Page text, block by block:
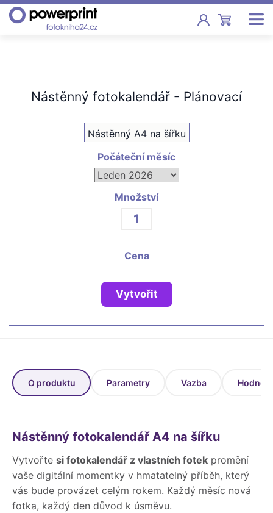
Fotoknihy
Fotokalendáře
Nástěnné, stolní i roční
Tisk fotografií od 2,90 Kč
Nástěnný fotokalendář - Plánovací
Nástěnný A4 na šířku
Počáteční měsíc
Množství
Cena
Vytvořit
O produktu Parametry Vazba
Nástěnný fotokalendář A4 na šířku
Vytvořte si fotokalendář z vlastních fotek promění
vaše digitální momentky v hmatatelný příběh, který
vás bude provázet celým rokem. Každý měsíc nová
fotka, každý den důvod k úsměvu.